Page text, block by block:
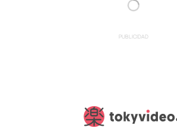
PUBLICIDAD